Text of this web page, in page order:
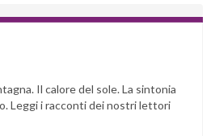
Il calore del sole. La sintonia
Leggi i racconti dei nostri lettori